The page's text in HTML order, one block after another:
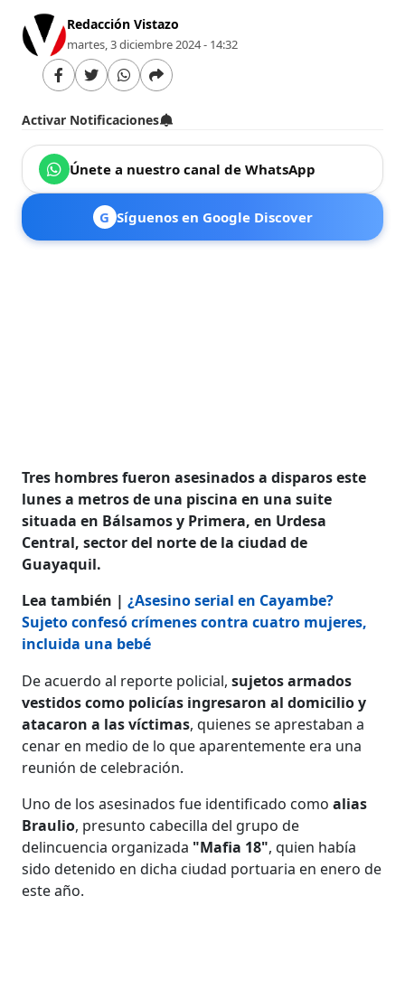
Redacción Vistazo
martes, 3 diciembre 2024 - 14:32
Activar Notificaciones
Únete a nuestro canal de WhatsApp
G Síguenos en Google Discover
Tres hombres fueron asesinados a disparos este
lunes a metros de una piscina en una suite
situada en Bálsamos y Primera, en Urdesa
Central, sector del norte de la ciudad de
Guayaquil.
Lea también |¿Asesino serial en Cayambe?
Sujeto confesó crímenes contra cuatro mujeres,
incluida una bebé
De acuerdo al reporte policial,sujetos armados
vestidos como policías ingresaron al domicilio y
atacaron a las víctimas, quienes se aprestaban a
cenar en medio de lo que aparentemente era una
reunión de celebración.
Uno de los asesinados fue identificado como alias
Braulio, presunto cabecilla del grupo de
delincuencia organizada "Mafia 18", quien había
sido detenido en dicha ciudad portuaria en enero de
este año.